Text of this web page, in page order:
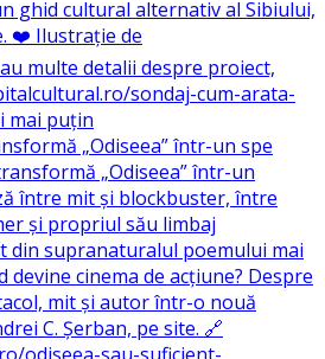
„Odiseea” într-un spe